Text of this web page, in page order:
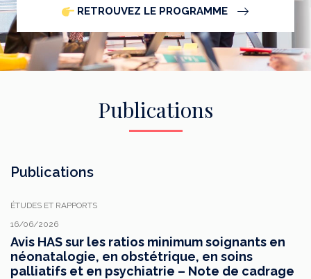
RETROUVEZ LE PROGRAMME
Publications
Publications
ÉTUDES ET RAPPORTS
16/06/2026
Avis HAS sur les ratios minimum soignants en
néonatalogie, en obstétrique, en soins
palliatifs et en psychiatrie – Note de cadrage